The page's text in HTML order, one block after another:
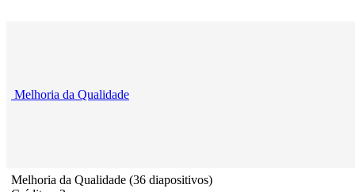
Melhoria da Qualidade
Melhoria da Qualidade (36 diapositivos)